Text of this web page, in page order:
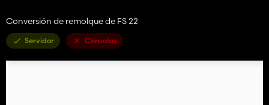
Conversión de remolque de FS 22
Servidor Consolas